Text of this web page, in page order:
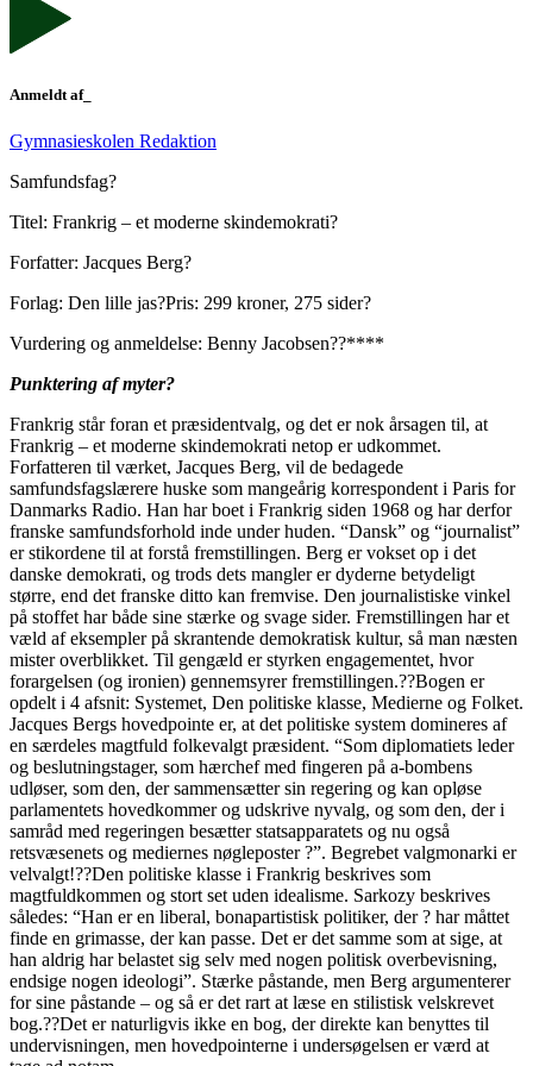
Anmeldt af_
Gymnasieskolen Redaktion
Samfundsfag?
Titel: Frankrig – et moderne skindemokrati?
Forfatter: Jacques Berg?
Forlag: Den lille jas?Pris: 299 kroner, 275 sider?
Vurdering og anmeldelse: Benny Jacobsen??****
Punktering af myter?
Frankrig står foran et præsidentvalg, og det er nok årsagen til, at
Frankrig – et moderne skindemokrati netop er udkommet.
Forfatteren til værket, Jacques Berg, vil de bedagede
samfundsfagslærere huske som mangeårig korrespondent i Paris for
Danmarks Radio. Han har boet i Frankrig siden 1968 og har derfor
franske samfundsforhold inde under huden. “Dansk” og “journalist”
er stikordene til at forstå fremstillingen. Berg er vokset op i det
danske demokrati, og trods dets mangler er dyderne betydeligt
større, end det franske ditto kan fremvise. Den journalistiske vinkel
på stoffet har både sine stærke og svage sider. Fremstillingen har et
væld af eksempler på skrantende demokratisk kultur, så man næsten
mister overblikket. Til gengæld er styrken engagementet, hvor
forargelsen (og ironien) gennemsyrer fremstillingen.??Bogen er
opdelt i 4 afsnit: Systemet, Den politiske klasse, Medierne og Folket.
Jacques Bergs hovedpointe er, at det politiske system domineres af
en særdeles magtfuld folkevalgt præsident. “Som diplomatiets leder
og beslutningstager, som hærchef med fingeren på a-bombens
udløser, som den, der sammensætter sin regering og kan opløse
parlamentets hovedkommer og udskrive nyvalg, og som den, der i
samråd med regeringen besætter statsapparatets og nu også
retsvæsenets og mediernes nøgleposter ?”. Begrebet valgmonarki er
velvalgt!??Den politiske klasse i Frankrig beskrives som
magtfuldkommen og stort set uden idealisme. Sarkozy beskrives
således: “Han er en liberal, bonapartistisk politiker, der ? har måttet
finde en grimasse, der kan passe. Det er det samme som at sige, at
han aldrig har belastet sig selv med nogen politisk overbevisning,
endsige nogen ideologi”. Stærke påstande, men Berg argumenterer
for sine påstande – og så er det rart at læse en stilistisk velskrevet
bog.??Det er naturligvis ikke en bog, der direkte kan benyttes til
undervisningen, men hovedpointerne i undersøgelsen er værd at